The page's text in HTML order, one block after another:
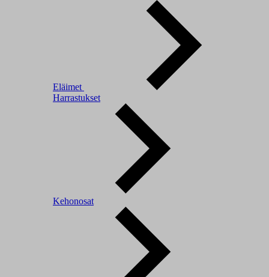
Eläimet
Harrastukset
Kehonosat